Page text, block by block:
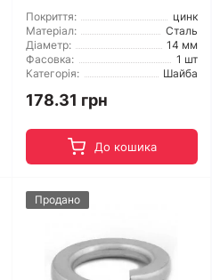
Покриття:
цинк
Матеріал:
Сталь
Діаметр:
14 мм
Фасовка:
1 шт
Категорія:
Шайба
178.31 грн
До кошика
Продано